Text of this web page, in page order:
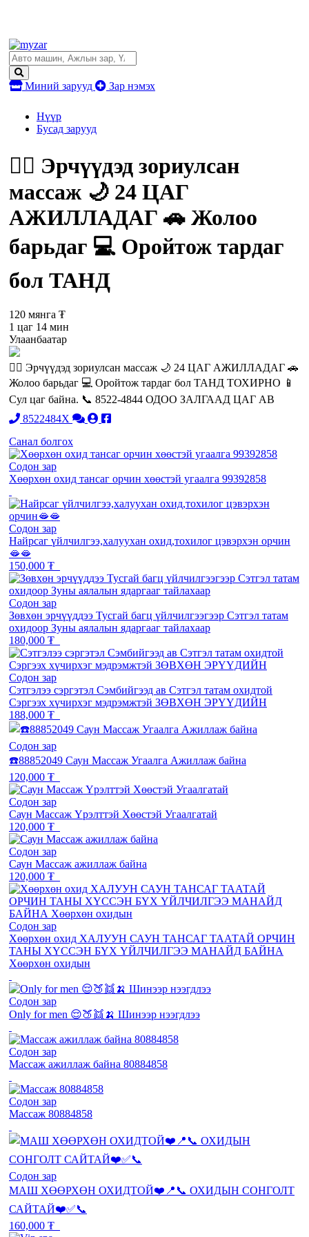
Миний зарууд Зар нэмэх
Нүүр
Бусад зарууд
💆‍♂️ Эрчүүдэд зориулсан
массаж 🌙 24 ЦАГ
АЖИЛЛАДАГ 🚗 Жолоо
барьдаг 💻 Оройтож тардаг
бол ТАНД
120 мянга ₮
1 цаг 14 мин
Улаанбаатар
💆‍♂️ Эрчүүдэд зориулсан массаж 🌙 24 ЦАГ АЖИЛЛАДАГ 🚗
Жолоо барьдаг 💻 Оройтож тардаг бол ТАНД ТОХИРНО 📱
Сул цаг байна. 📞 8522-4844 ОДОО ЗАЛГААД ЦАГ АВ
8522484X
Санал болгох
Содон зар
Хөөрхөн охид тансаг орчин хөөстэй угаалга 99392858
Содон зар
Найрсаг үйлчилгээ,халуухан охид,тохилог цэвэрхэн орчин
🫦🫦
150,000 ₮
Содон зар
Зөвхөн эрчүүддээ Тусгай багц үйлчилгээгээр Сэтгэл татам
охидоор Зуны аялалын ядаргааг тайлахаар
180,000 ₮
Содон зар
Сэтгэлээ сэргэтэл Сэмбийгээд ав Сэтгэл татам охидтой
Сэргээх хүчирхэг мэдрэмжтэй ЗӨВХӨН ЭРҮҮДИЙН
188,000 ₮
Содон зар
☎️88852049 Саун Массаж Угаалга Ажиллаж байна
120,000 ₮
Содон зар
Саун Массаж Үрэлттэй Хөөстэй Угаалгатай
120,000 ₮
Содон зар
Саун Массаж ажиллаж байна
120,000 ₮
Содон зар
Хөөрхөн охид ХАЛУУН САУН ТАНСАГ ТААТАЙ ОРЧИН
ТАНЫ ХҮССЭН БҮХ ҮЙЛЧИЛГЭЭ МАНАЙД БАЙНА
Хөөрхөн охидын
Содон зар
Only for men 😌🍑👯🍌 Шинээр нээгдлээ
Содон зар
Массаж ажиллаж байна 80884858
Содон зар
Массаж 80884858
Содон зар
МАШ ХӨӨРХӨН ОХИДТОЙ❤️📍📞 ОХИДЫН СОНГОЛТ
САЙТАЙ❤️✅📞
160,000 ₮